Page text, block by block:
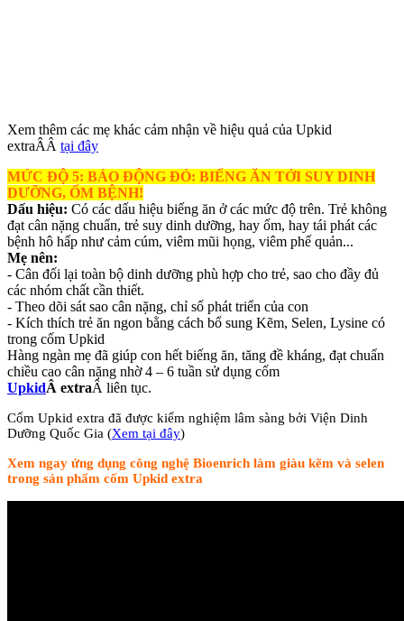
Xem thêm các mẹ khác cảm nhận về hiệu quả của Upkid
extraÂÂ tại đây
MỨC ĐỘ 5: BÁO ĐỘNG ĐỎ: BIẾNG ĂN TỚI SUY DINH
DƯỠNG, ỐM BỆNH!
Dấu hiệu: Có các dấu hiệu biếng ăn ở các mức độ trên. Trẻ không
đạt cân nặng chuẩn, trẻ suy dinh dưỡng, hay ốm, hay tái phát các
bệnh hô hấp như cảm cúm, viêm mũi họng, viêm phế quản...
Mẹ nên:
- Cân đối lại toàn bộ dinh dưỡng phù hợp cho trẻ, sao cho đầy đủ
các nhóm chất cần thiết.
- Theo dõi sát sao cân nặng, chỉ số phát triển của con
- Kích thích trẻ ăn ngon bằng cách bổ sung Kẽm, Selen, Lysine có
trong cốm Upkid
Hàng ngàn mẹ đã giúp con hết biếng ăn, tăng đề kháng, đạt chuẩn
chiều cao cân nặng nhờ 4 – 6 tuần sử dụng cốm
UpkidÂ extraÂ liên tục.
Cốm Upkid extra đã được kiểm nghiệm lâm sàng bởi Viện Dinh
Dưỡng Quốc Gia (Xem tại đây)
Xem ngay ứng dụng công nghệ Bioenrich làm giàu kẽm và selen
trong sản phẩm cốm Upkid extra